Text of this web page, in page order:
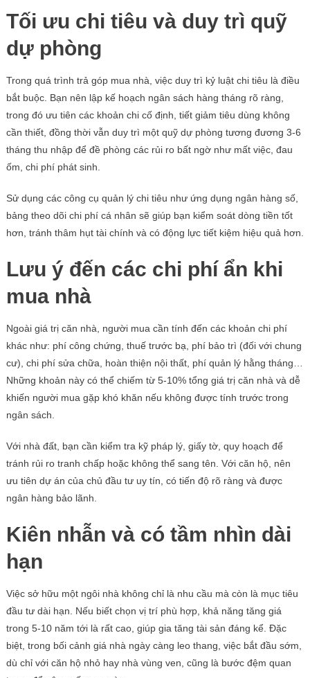
Tối ưu chi tiêu và duy trì quỹ
dự phòng
Trong quá trình trả góp mua nhà, việc duy trì kỷ luật chi tiêu là điều
bắt buộc. Bạn nên lập kế hoạch ngân sách hàng tháng rõ ràng,
trong đó ưu tiên các khoản chi cố định, tiết giảm tiêu dùng không
cần thiết, đồng thời vẫn duy trì một quỹ dự phòng tương đương 3-6
tháng thu nhập để đề phòng các rủi ro bất ngờ như mất việc, đau
ốm, chi phí phát sinh.
Sử dụng các công cụ quản lý chi tiêu như ứng dụng ngân hàng số,
bảng theo dõi chi phí cá nhân sẽ giúp bạn kiểm soát dòng tiền tốt
hơn, tránh thâm hụt tài chính và có động lực tiết kiệm hiệu quả hơn.
Lưu ý đến các chi phí ẩn khi
mua nhà
Ngoài giá trị căn nhà, người mua cần tính đến các khoản chi phí
khác như: phí công chứng, thuế trước bạ, phí bảo trì (đối với chung
cư), chi phí sửa chữa, hoàn thiện nội thất, phí quản lý hằng tháng…
Những khoản này có thể chiếm từ 5-10% tổng giá trị căn nhà và dễ
khiến người mua gặp khó khăn nếu không được tính trước trong
ngân sách.
Với nhà đất, bạn cần kiểm tra kỹ pháp lý, giấy tờ, quy hoạch để
tránh rủi ro tranh chấp hoặc không thể sang tên. Với căn hộ, nên
ưu tiên dự án của chủ đầu tư uy tín, có tiến độ rõ ràng và được
ngân hàng bảo lãnh.
Kiên nhẫn và có tầm nhìn dài
hạn
Việc sở hữu một ngôi nhà không chỉ là nhu cầu mà còn là mục tiêu
đầu tư dài hạn. Nếu biết chọn vị trí phù hợp, khả năng tăng giá
trong 5-10 năm tới là rất cao, giúp gia tăng tài sản đáng kể. Đặc
biệt, trong bối cảnh giá nhà ngày càng leo thang, việc bắt đầu sớm,
dù chỉ với căn hộ nhỏ hay nhà vùng ven, cũng là bước đệm quan